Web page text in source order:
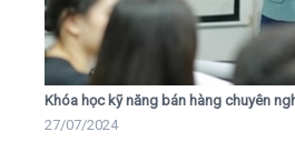
Khóa học kỹ năng bán hàng chuyên
27/07/2024